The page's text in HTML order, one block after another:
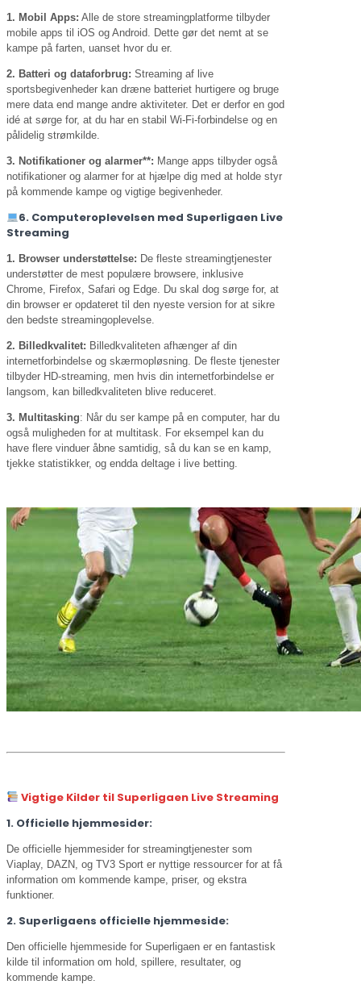
1. Mobil Apps: Alle de store streamingplatforme tilbyder
mobile apps til iOS og Android. Dette gør det nemt at se
kampe på farten, uanset hvor du er.
2. Batteri og dataforbrug: Streaming af live
sportsbegivenheder kan dræne batteriet hurtigere og bruge
mere data end mange andre aktiviteter. Det er derfor en god
idé at sørge for, at du har en stabil Wi-Fi-forbindelse og en
pålidelig strømkilde.
3. Notifikationer og alarmer**: Mange apps tilbyder også
notifikationer og alarmer for at hjælpe dig med at holde styr
på kommende kampe og vigtige begivenheder.
6. Computeroplevelsen med Superligaen Live
Streaming
1. Browser understøttelse: De fleste streamingtjenester
understøtter de mest populære browsere, inklusive
Chrome, Firefox, Safari og Edge. Du skal dog sørge for, at
din browser er opdateret til den nyeste version for at sikre
den bedste streamingoplevelse.
2. Billedkvalitet: Billedkvaliteten afhænger af din
internetforbindelse og skærmopløsning. De fleste tjenester
tilbyder HD-streaming, men hvis din internetforbindelse er
langsom, kan billedkvaliteten blive reduceret.
3. Multitasking: Når du ser kampe på en computer, har du
også muligheden for at multitask. For eksempel kan du
have flere vinduer åbne samtidig, så du kan se en kamp,
tjekke statistikker, og endda deltage i live betting.
Vigtige Kilder til Superligaen Live Streaming
1. Officielle hjemmesider:
De officielle hjemmesider for streamingtjenester som
Viaplay, DAZN, og TV3 Sport er nyttige ressourcer for at få
information om kommende kampe, priser, og ekstra
funktioner.
2. Superligaens officielle hjemmeside:
Den officielle hjemmeside for Superligaen er en fantastisk
kilde til information om hold, spillere, resultater, og
kommende kampe.